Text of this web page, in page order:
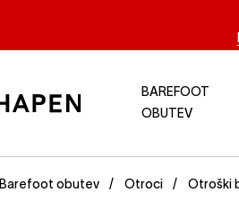
BAREFOOT
OBUTEV
Barefoot obutev Otroci Otroški